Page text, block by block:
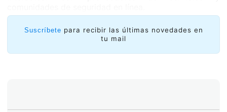
Suscríbete para recibir las últimas novedades en
tu mail